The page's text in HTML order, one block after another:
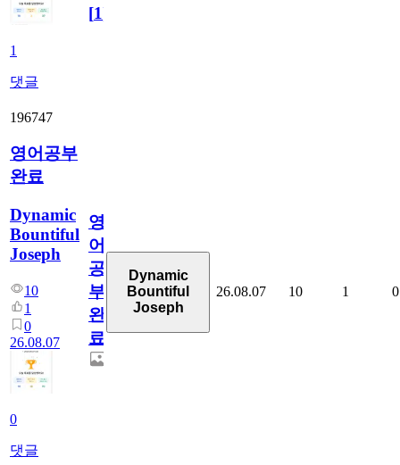
1
댓글
[1]
196747
영어공부
완료
Dynamic
Bountiful
Joseph
10
1
0
26.08.07
0
댓글
영
어
공
부
완
료
Dynamic
Bountiful
Joseph
26.08.07 10 1 0